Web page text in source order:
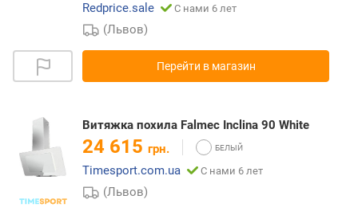
Redprice.sale
С нами 6 лет
(Львов)
Перейти в магазин
Витяжка похила Falmec Inclina 90 White
24 615 грн.
Timesport.com.ua
С нами 6 лет
(Львов)